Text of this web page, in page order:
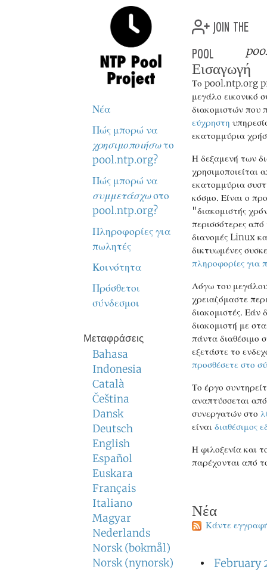
Νέα
Πώς μπορώ να
χρησιμοποιήσωτο
pool.ntp.org?
Πώς μπορώ να
συμμετάσχωστο
pool.ntp.org?
Πληροφορίες για
πωλητές
Κοινότητα
Πρόσθετοι
σύνδεσμοι
Μεταφράσεις
Bahasa
Indonesia
Català
Čeština
Dansk
Deutsch
English
Español
Euskara
Français
Italiano
Magyar
Nederlands
Norsk (bokmål)
Norsk (nynorsk)
join the
pool
Εισαγωγή
Το pool.ntp.org
μεγάλο εικονικό
διακομιστών που
εύχρηστη
εκατομμύρια
Η δεξαμενή των
χρησιμοποιείται
εκατομμύρια
κόσμο. Είναι ο
"διακομιστής
περισσότερες από
διανομές Linux
δικτυωμένες
πληροφορίες για
Λόγω του
χρειαζόμαστε
διακομιστές. Εάν
διακομιστή με
πάντα διαθέσιμο
εξετάστε το
προσθέσετε στο
Το έργο
αναπτύσσεται
συνεργατών στο
είναι διαθέσιμος
Η φιλοξενία και
παρέχονται από
Νέα
Κάντε
February